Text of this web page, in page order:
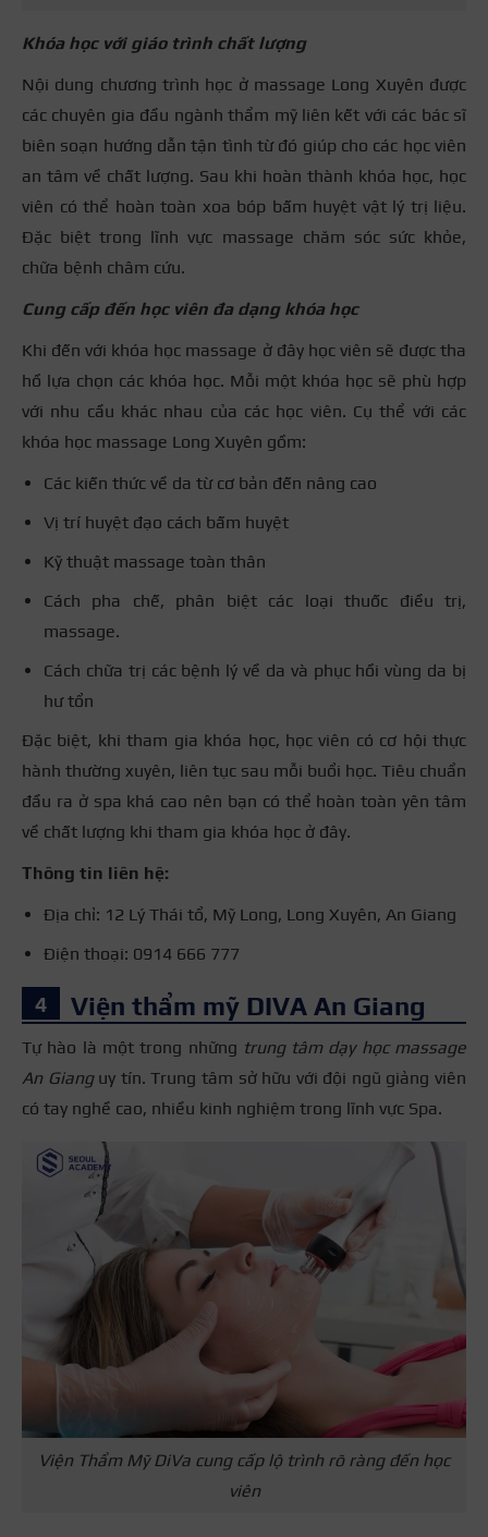
Khóa học với giáo trình chất lượng
Nội dung chương trình học ở massage Long Xuyên được
các chuyên gia đầu ngành thẩm mỹ liên kết với các bác sĩ
biên soạn hướng dẫn tận tình từ đó giúp cho các học viên
an tâm về chất lượng. Sau khi hoàn thành khóa học, học
viên có thể hoàn toàn xoa bóp bấm huyệt vật lý trị liệu.
Đặc biệt trong lĩnh vực massage chăm sóc sức khỏe,
chữa bệnh châm cứu.
Cung cấp đến học viên đa dạng khóa học
Khi đến với khóa học massage ở đây học viên sẽ được tha
hồ lựa chọn các khóa học. Mỗi một khóa học sẽ phù hợp
với nhu cầu khác nhau của các học viên. Cụ thể với các
khóa học massage Long Xuyên gồm:
Các kiến thức về da từ cơ bản đến nâng cao
Vị trí huyệt đạo cách bấm huyệt
Kỹ thuật massage toàn thân
Cách pha chế, phân biệt các loại thuốc điều trị,
massage.
Cách chữa trị các bệnh lý về da và phục hồi vùng da bị
hư tổn
Đặc biệt, khi tham gia khóa học, học viên có cơ hội thực
hành thường xuyên, liên tục sau mỗi buổi học. Tiêu chuẩn
đầu ra ở spa khá cao nên bạn có thể hoàn toàn yên tâm
về chất lượng khi tham gia khóa học ở đây.
Thông tin liên hệ:
Địa chỉ: 12 Lý Thái tổ, Mỹ Long, Long Xuyên, An Giang
Điện thoại: 0914 666 777
Viện thẩm mỹ DIVA An Giang
Tự hào là một trong những trung tâm dạy học massage
An Gianguy tín. Trung tâm sở hữu với đội ngũ giảng viên
có tay nghề cao, nhiều kinh nghiệm trong lĩnh vực Spa.
Viện Thẩm Mỹ DiVa cung cấp lộ trình rõ ràng đến học
viên